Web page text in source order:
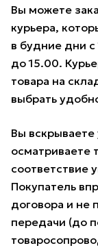
Вы можете
курьера,
в будние дни с
до 15.00.
товара на
выбрать
Вы вскрываете
осматриваете
соответствие
Покупатель
договора и не
передачи (до